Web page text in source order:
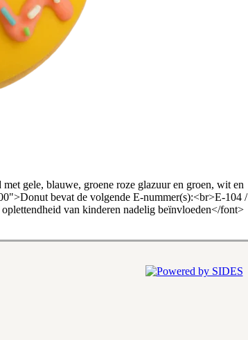
gele, blauwe, groene roze glazuur en groen, wit en
bevat de volgende E-nummer(s):<br>E-104 /
van kinderen nadelig beïnvloeden</font>